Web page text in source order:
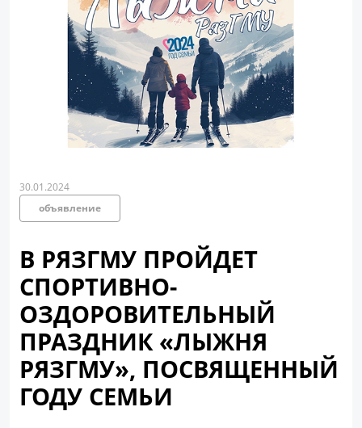
30.01.2024
объявление
В РЯЗГМУ ПРОЙДЕТ
СПОРТИВНО-
ОЗДОРОВИТЕЛЬНЫЙ
ПРАЗДНИК «ЛЫЖНЯ
РЯЗГМУ», ПОСВЯЩЕННЫЙ
ГОДУ СЕМЬИ